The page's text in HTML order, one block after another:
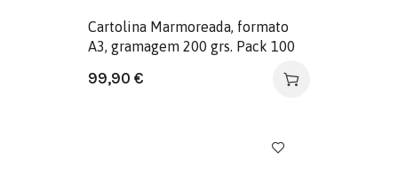
Cartolina Marmoreada, formato
A3, gramagem 200 grs. Pack 100
99,90 €